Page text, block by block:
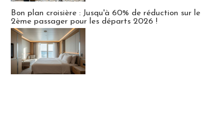
Bon plan croisière : Jusqu'à 60% de réduction sur le
2ème passager pour les départs 2026 !